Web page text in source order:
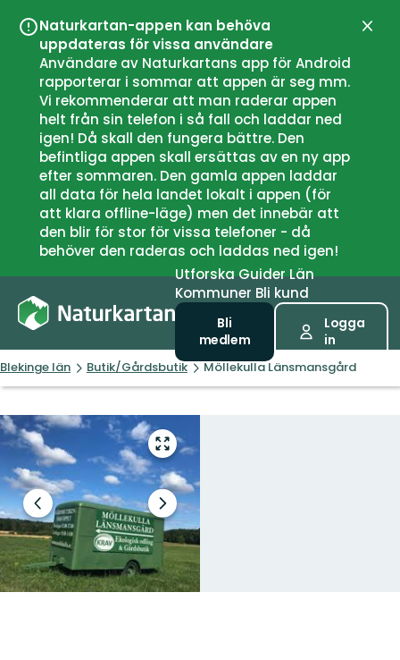
Naturkartan-appen kan behöva
uppdateras för vissa användare
Användare av Naturkartans app för Android
rapporterar i sommar att appen är seg mm.
Vi rekommenderar att man raderar appen
helt från sin telefon i så fall och laddar ned
igen! Då skall den fungera bättre. Den
befintliga appen skall ersättas av en ny app
efter sommaren. Den gamla appen laddar
all data för hela landet lokalt i appen (för
att klara offline-läge) men det innebär att
den blir för stor för vissa telefoner - då
behöver den raderas och laddas ned igen!
UtforskaGuiderLän
Kommuner Bli kund
Bli
medlem
Logga
in
Blekinge län Butik/Gårdsbutik Möllekulla Länsmansgård
Gå
till
helskärmsläge
Föregående
bild
Nästa
bildspel